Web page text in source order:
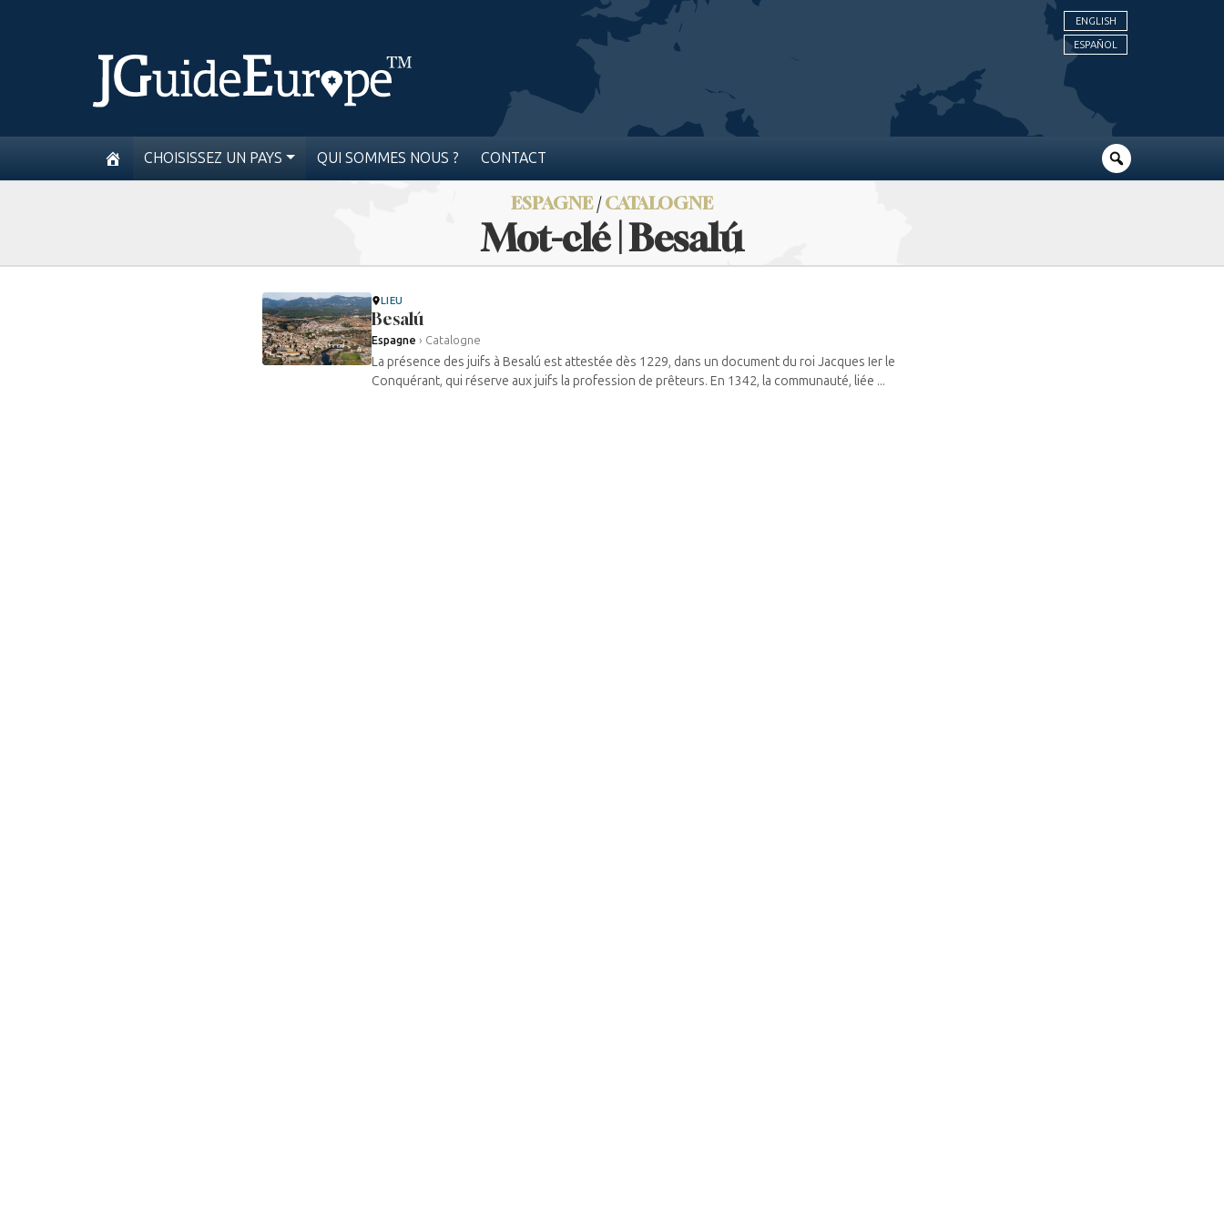
ENGLISH
ESPAÑOL
CHOISISSEZ UN PAYS QUI SOMMES NOUS ? CONTACT
ESPAGNE/CATALOGNE
Mot-clé | Besalú
LIEU
Besalú
Espagne › Catalogne
La présence des juifs à Besalú est attestée dès 1229, dans un document du roi Jacques Ier le
Conquérant, qui réserve aux juifs la profession de prêteurs. En 1342, la communauté, liée ...